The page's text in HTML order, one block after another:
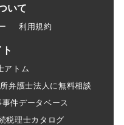
いて
利用規約
アトム
弁護士法人に無料相談
事件データベース
税理士カタログ